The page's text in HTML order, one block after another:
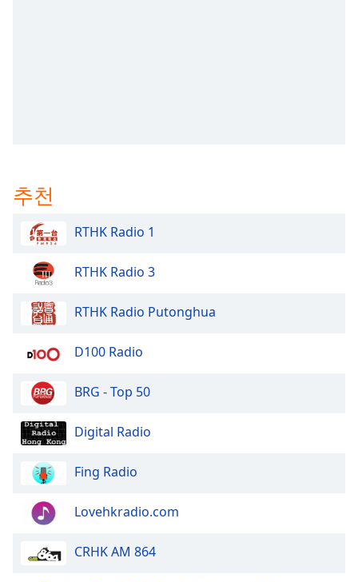
Picture
Fullscreen
modal
window.
Escape
cancel
window.
Color
추천
RTHK Radio 1
RTHK Radio 3
RTHK Radio Putonghua
D100 Radio
BRG - Top 50
Digital Radio
Fing Radio
Lovehkradio.com
CRHK AM 864